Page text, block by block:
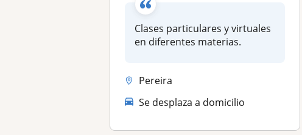
Clases particulares y virtuales
en diferentes materias.
Pereira
Se desplaza a domicilio